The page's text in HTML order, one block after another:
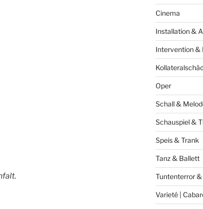
Cinema
Installation &
Intervention &
Oper
Schall &
Schauspiel &
Speis & Trank
Tanz & Ballett
Tuntenterror &
Varieté |